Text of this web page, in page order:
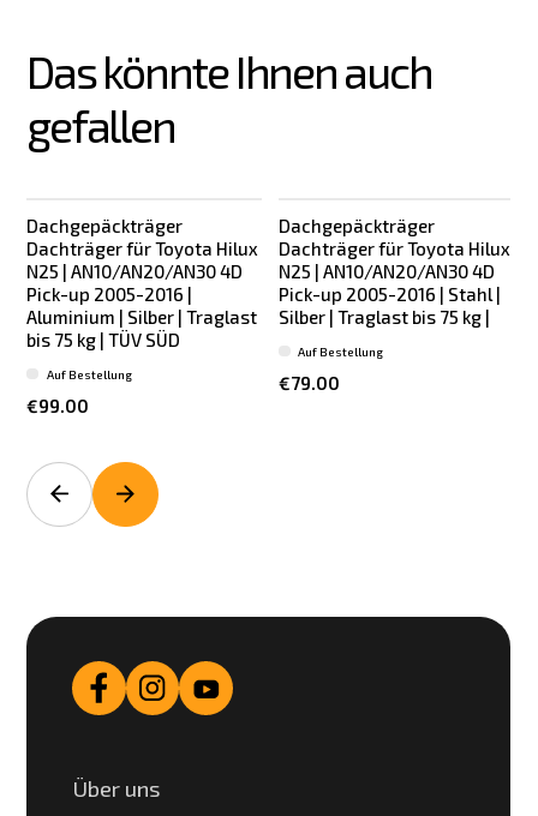
Das könnte Ihnen auch
gefallen
Dachgepäckträger
Dachträger für Toyota Hilux
N25 | AN10/AN20/AN30 4D
Pick-up 2005-2016 |
Aluminium | Silber | Traglast
bis 75 kg | TÜV SÜD
€99.00
Auf Bestellung
Dachgepäckträger
Dachträger für Toyota Hilux
N25 | AN10/AN20/AN30 4D
Pick-up 2005-2016 | Stahl |
Silber | Traglast bis 75 kg |
€79.00
Auf Bestellung
Über uns